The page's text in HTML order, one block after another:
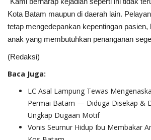
Kota Batam maupun di daerah lain.
tetap mengedepankan kepentingan
anak yang membutuhkan penanganan
(Redaksi)
Baca Juga:
LC Asal Lampung Tewas
Permai Batam — Diduga Disekap &
Ungkap Dugaan Motif
Vonis Seumur Hidup Ibu Membakar